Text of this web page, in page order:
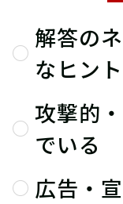
解答の
なヒント
攻撃的
でいる
広告・